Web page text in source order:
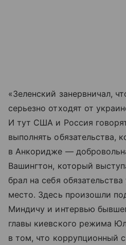
«Зеленский занервничал,
серьезно отходят от
И тут США и Россия
выполнять обязательства,
в Анкоридже —
Вашингтон, который
брал на себя обязательства
место. Здесь произошли
Миндичу и интервью
главы киевского режима
в том, что коррупционный